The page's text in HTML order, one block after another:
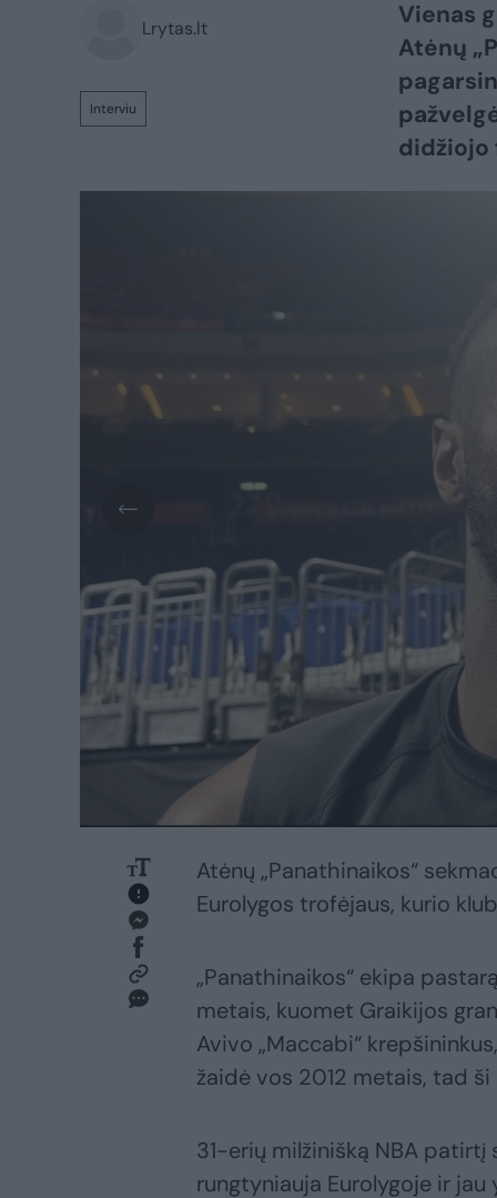
Lrytas.lt
Interviu
Vienas
Atėnų
didžiojo
Atėnų „Panathinaikos“
Eurolygos trofėjaus, kurio
„Panathinaikos“ ekipa
metais, kuomet Graikijos
Avivo „Maccabi“
žaidė vos 2012 metais, tad
31-erių milžinišką NBA patirtį
rungtyniauja Eurolygoje ir